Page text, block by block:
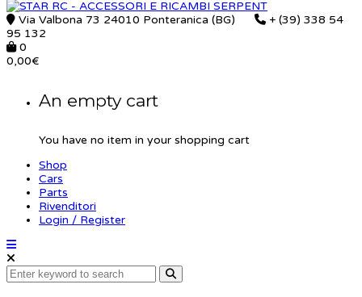
Via Valbona 73 24010 Ponteranica (BG)
+ (39) 338 54
95 132
0
0,00€
An empty cart
You have no item in your shopping cart
Shop
Cars
Parts
Rivenditori
Login / Register